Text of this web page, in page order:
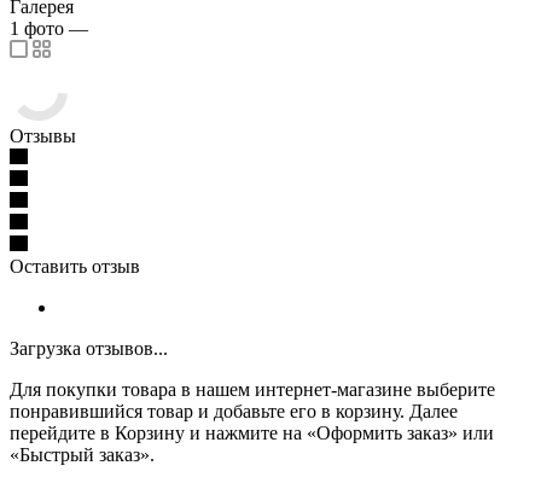
Галерея
1 фото —
Отзывы
Оставить отзыв
Загрузка отзывов...
Для покупки товара в нашем интернет-магазине выберите
понравившийся товар и добавьте его в корзину. Далее
перейдите в Корзину и нажмите на «Оформить заказ» или
«Быстрый заказ».